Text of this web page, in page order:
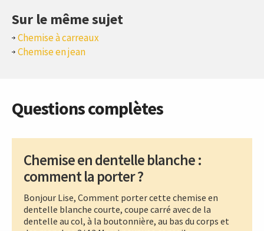
Sur le même sujet
Chemise à carreaux
Chemise en jean
Questions complètes
Chemise en dentelle blanche :
comment la porter ?
Bonjour Lise, Comment porter cette chemise en
dentelle blanche courte, coupe carré avec de la
dentelle au col, à la boutonnière, au bas du corps et